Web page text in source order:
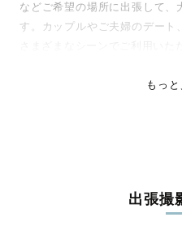
などご希望の場所に出張して、
す。カップルやご夫婦のデート
ありのままの空気感を大切に
ィを身につけたプロのカメラマ
ます。創業10年のノウハウを
もっ
出張撮